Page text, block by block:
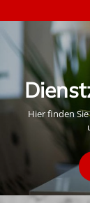
Hier finden